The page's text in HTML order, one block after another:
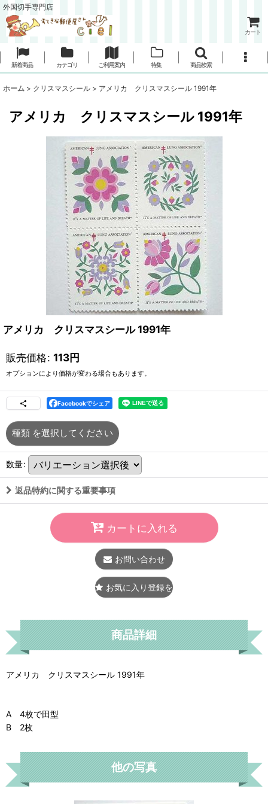
外国切手専門店
カート
新着商品 カテゴリ ご利用案内 特集 商品検索
ホーム > クリスマスシール > アメリカ クリスマスシール 1991年
アメリカ クリスマスシール 1991年
アメリカ クリスマスシール 1991年
販売価格: 113円
オプションにより価格が変わる場合もあります。
Facebookでシェア
種類 を選択してください
数量:
返品特約に関する重要事項
カートに入れる
お問い合わせ
お気に入り登録をする
商品詳細
アメリカ クリスマスシール 1991年
A 4枚で田型
B 2枚
他の写真